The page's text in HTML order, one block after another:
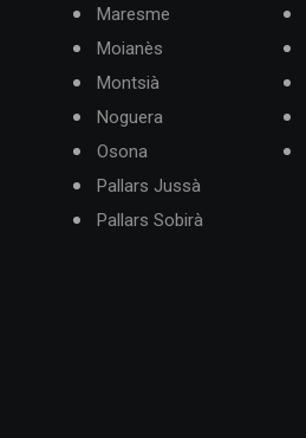
Maresme
Moianès
Montsià
Noguera
Osona
Pallars Jussà
Pallars Sobirà